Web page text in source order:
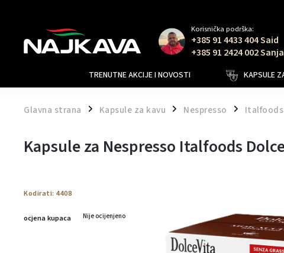
Korisnička podrška:
+385 91 4433 404 Said
+385 91 2424 002 Sanja
TRENUTNE AKCIJE I NOVOSTI KAPSULE
Glavna strana / Kapsule za kavu / Nespresso /
Kapsule za Nespresso Italfoods
Kodirati: 4408
ocjena kupaca Nije ocijenjeno